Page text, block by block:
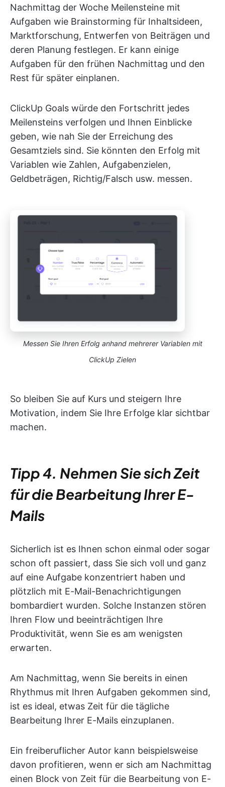
Nachmittag der Woche Meilensteine mit
Aufgaben wie Brainstorming für Inhaltsideen,
Marktforschung, Entwerfen von Beiträgen und
deren Planung festlegen. Er kann einige
Aufgaben für den frühen Nachmittag und den
Rest für später einplanen.
ClickUp Goals würde den Fortschritt jedes
Meilensteins verfolgen und Ihnen Einblicke
geben, wie nah Sie der Erreichung des
Gesamtziels sind. Sie könnten den Erfolg mit
Variablen wie Zahlen, Aufgabenzielen,
Geldbeträgen, Richtig/Falsch usw. messen.
Messen Sie Ihren Erfolg anhand mehrerer Variablen mit
ClickUp Zielen
So bleiben Sie auf Kurs und steigern Ihre
Motivation, indem Sie Ihre Erfolge klar sichtbar
machen.
Tipp 4. Nehmen Sie sich Zeit
für die Bearbeitung Ihrer E-
Mails
Sicherlich ist es Ihnen schon einmal oder sogar
schon oft passiert, dass Sie sich voll und ganz
auf eine Aufgabe konzentriert haben und
plötzlich mit E-Mail-Benachrichtigungen
bombardiert wurden. Solche Instanzen stören
Ihren Flow und beeinträchtigen Ihre
Produktivität, wenn Sie es am wenigsten
erwarten.
Am Nachmittag, wenn Sie bereits in einen
Rhythmus mit Ihren Aufgaben gekommen sind,
ist es ideal, etwas Zeit für die tägliche
Bearbeitung Ihrer E-Mails einzuplanen.
Ein freiberuflicher Autor kann beispielsweise
davon profitieren, wenn er sich am Nachmittag
einen Block von Zeit für die Bearbeitung von E-